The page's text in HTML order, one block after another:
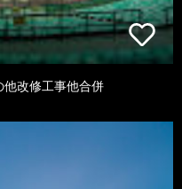
改修工事他合併